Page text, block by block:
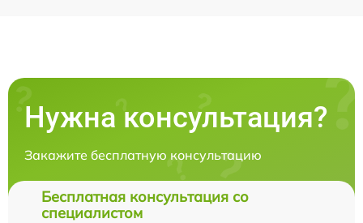
Нужна консультация?
Закажите бесплатную консультацию
Бесплатная консультация со
специалистом